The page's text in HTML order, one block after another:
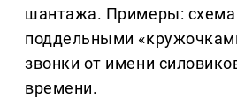
шантажа. Примеры: схема
поддельными
звонки от имени
времени.